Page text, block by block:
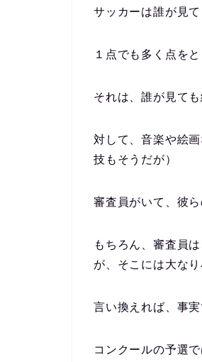
サッカーは誰が見
１点でも多く点を
それは、誰が見ても
対して、音楽や絵
技もそうだが）
審査員がいて、彼
もちろん、審査員
が、そこには大なり
言い換えれば、事
コンクールの予選